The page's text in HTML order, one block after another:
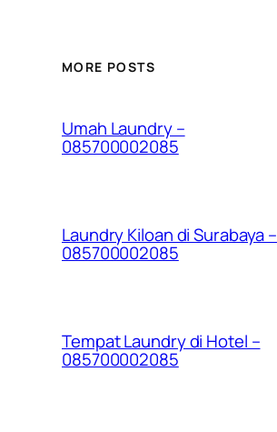
MORE POSTS
Umah Laundry –
085700002085
Laundry Kiloan di Surabaya –
085700002085
Tempat Laundry di Hotel –
085700002085